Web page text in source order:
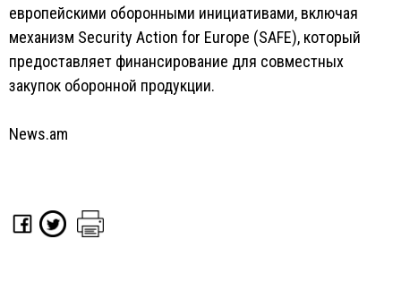
европейскими оборонными инициативами, включая
механизм Security Action for Europe (SAFE), который
предоставляет финансирование для совместных
закупок оборонной продукции.
News.am